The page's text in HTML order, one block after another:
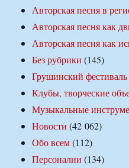
Авторская песня в
Авторская песня как
Авторская песня как
Без рубрики (145)
Грушинский фестиваль
Клубы, творческие
Музыкальные
Новости (42 062)
Обо всем(112)
Персоналии (134)